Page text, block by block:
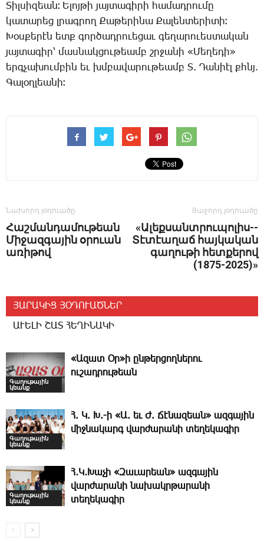
­Տիլ­սի­զեան։ Ե­լոյ­թի յայ­տա­գի­րի հա­մադ­րու­մը
կա­տա­րեց լրագ­րող ­Քա­թե­րի­նա ­Քա­լեն­տե­րի­տի։
­Խօս­քե­րէն ետք գոր­ծադ­րո­ւե­ցաւ գե­ղա­րո­ւես­տա­կան
յայ­տա­գիր՝ մաս­նակ­ցու­թեամբ շրջա­նի «­Մե­ղե­դի»
երգ­չա­խում­բին եւ խմբա­վա­րու­թեամբ Տ. ­Դա­նիէլ քհնյ.
­Գա­լօղ­լեա­նի։
Նախորդ յօդուածը
Հաշ­ման­դա­մու­թեան
Մի­ջազ­գա­յին օ­րո­ւան
ա­ռի­թով
Յաջորդ յօդուածը
«Ա­լեք­սանտ­րու­պո­լիս-­
Տէ­տէա­ղաճ հայ­կա­կան
գա­ղու­թի հետ­քե­րով
(1875-2025)»
ՅԱՐԱԿԻՑ ՅՕԴՈՒԱԾՆԵՐ
ԱՒԵԼԻ ՇԱՏ ՀԵՂԻՆԱԿԻ
Գաղութային
կեանք
«Ազատ Օր»ի ընթերցողներու
ուշադրութեան
Գաղութային
կեանք
Հ. Կ. Խ.-ի «Ա. եւ Ժ. ­Ճէնազեան» ազգային
միջնակարգ վարժարանի տեղեկագիր
Գաղութային
կեանք
Հ․Կ․Խաչի «Զաւարեան» ազգային
վարժարանի նախակրթարանի
տեղեկագիր